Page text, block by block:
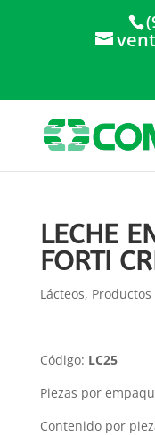
LECHE
FORTI
Lácteos, Productos
Código: LC25
Piezas por
Contenido por